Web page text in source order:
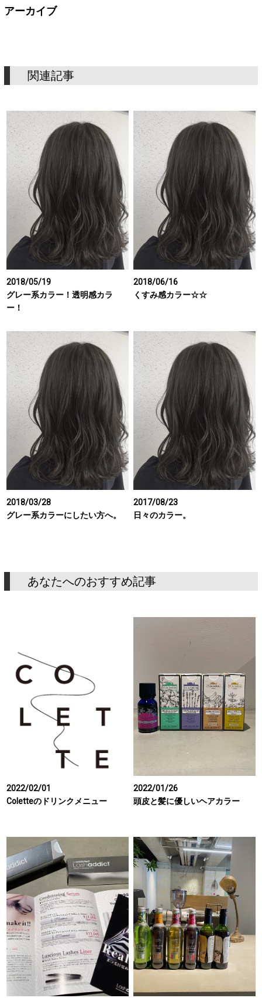
アーカイブ
関連記事
2018/05/19
グレー系カラー！透明感カラ
ー！
2018/06/16
くすみ感カラー☆☆
2018/03/28
グレー系カラーにしたい方へ。
2017/08/23
日々のカラー。
あなたへのおすすめ記事
2022/02/01
Coletteのドリンクメニュー
2022/01/26
頭皮と髪に優しいヘアカラー